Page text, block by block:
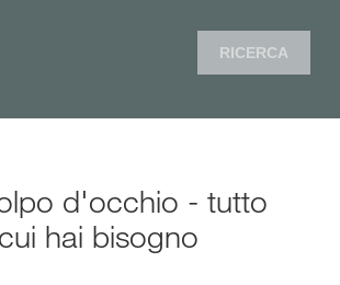
RICERCA
d'occhio - tutto
hai bisogno